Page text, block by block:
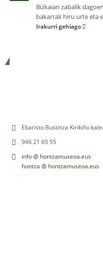
Bizkaian zabalik
bakarrak hiru urte eta
Irakurri gehiago
Ebaristo Bustinza Kirikiño
946 21 65 55
info @ hontzamuseoa.eus
hontza @ hontzamuseoa.eus